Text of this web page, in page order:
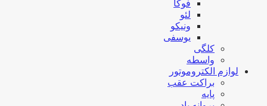
فوکا
لئو
ونیکو
یوسفی
کلگی
واسطه
لوازم الکتروموتور
براکت عقب
پایه